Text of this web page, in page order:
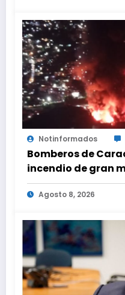
Notinformados
Bomberos de
incendio de gran
industrial de El
Agosto 8, 2026